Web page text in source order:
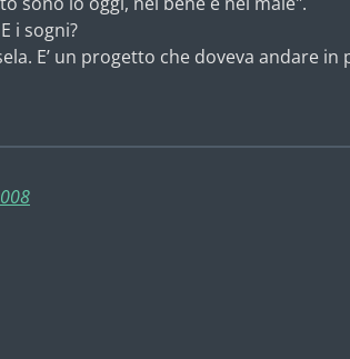
i sogni?
E’ un progetto che doveva andare